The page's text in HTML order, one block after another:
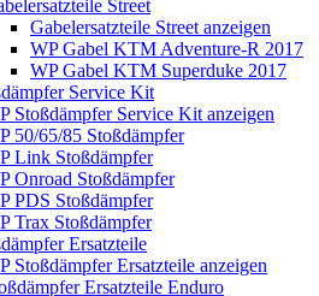
Street
Gabelersatzteile Street anzeigen
WP Gabel KTM Adventure-R 2017
WP Gabel KTM Superduke 2017
Service Kit
Stoßdämpfer Service Kit anzeigen
50/65/85 Stoßdämpfer
Link Stoßdämpfer
Onroad Stoßdämpfer
PDS Stoßdämpfer
Trax Stoßdämpfer
Ersatzteile
Stoßdämpfer Ersatzteile anzeigen
Ersatzteile Enduro